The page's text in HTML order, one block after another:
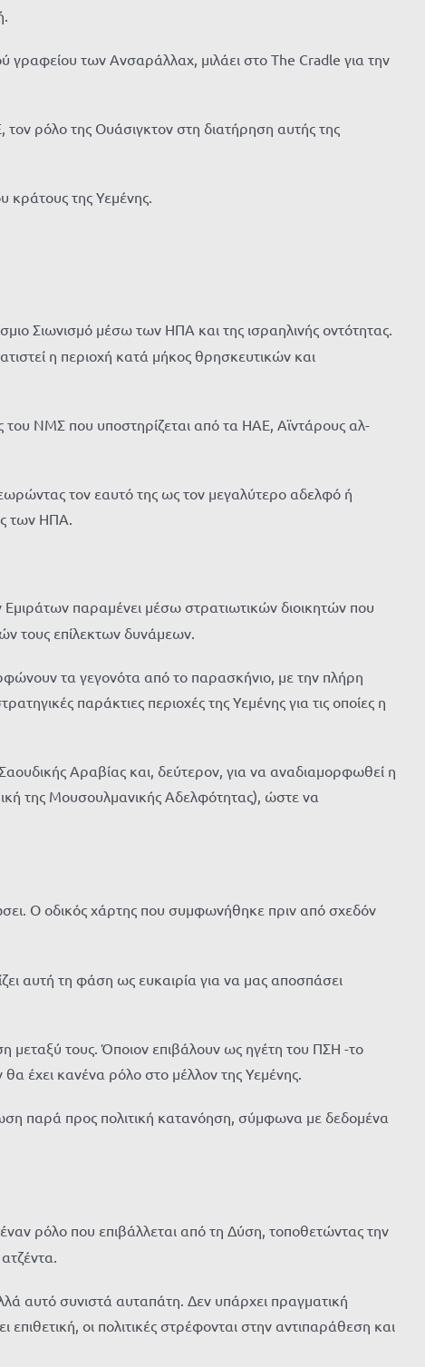
γραφείου των Ανσαράλλαχ, μιλάει στο The Cradle για την
τον ρόλο της Ουάσιγκτον στη διατήρηση αυτής της
κράτους της Υεμένης.
Σιωνισμό μέσω των ΗΠΑ και της ισραηλινής οντότητας.
η περιοχή κατά μήκος θρησκευτικών και
του ΝΜΣ που υποστηρίζεται από τα ΗΑΕ, Αϊντάρους αλ-
τον εαυτό της ως τον μεγαλύτερο αδελφό ή
των ΗΠΑ.
παραμένει μέσω στρατιωτικών διοικητών που
τους επίλεκτων δυνάμεων.
τα γεγονότα από το παρασκήνιο, με την πλήρη
παράκτιες περιοχές της Υεμένης για τις οποίες η
Αραβίας και, δεύτερον, για να αναδιαμορφωθεί η
της Μουσουλμανικής Αδελφότητας), ώστε να
Ο οδικός χάρτης που συμφωνήθηκε πριν από σχεδόν
αυτή τη φάση ως ευκαιρία για να μας αποσπάσει
μεταξύ τους. Όποιον επιβάλουν ως ηγέτη του ΠΣΗ -το
έχει κανένα ρόλο στο μέλλον της Υεμένης.
παρά προς πολιτική κατανόηση, σύμφωνα με δεδομένα
ρόλο που επιβάλλεται από τη Δύση, τοποθετώντας την
αυτό συνιστά αυταπάτη. Δεν υπάρχει πραγματική
οι πολιτικές στρέφονται στην αντιπαράθεση και